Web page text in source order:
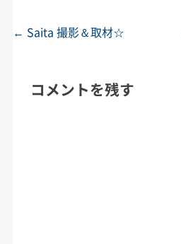
投稿ナビゲーション
← Saita 撮影＆取材☆
コメントを残す